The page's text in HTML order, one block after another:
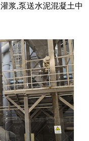
浆,泵送水泥混凝土中